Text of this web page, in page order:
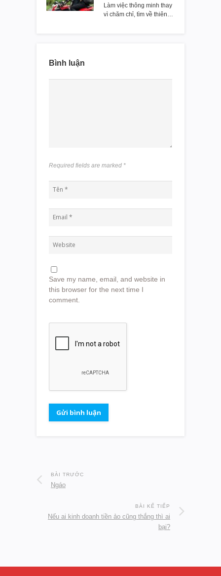
Làm việc thông minh thay
vì chăm chỉ, tìm về thiên…
Bình luận
Required fields are marked *
Save my name, email, and website in
this browser for the next time I
comment.
BÀI TRƯỚC
Ngáo
BÀI KẾ TIẾP
Nếu ai kinh doanh tiền ảo cũng thắng thì ai
bại?